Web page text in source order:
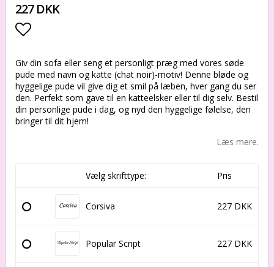
227 DKK
Add to list of favorites
Giv din sofa eller seng et personligt præg med vores søde
pude med navn og katte (chat noir)-motiv! Denne bløde og
hyggelige pude vil give dig et smil på læben, hver gang du ser
den. Perfekt som gave til en katteelsker eller til dig selv. Bestil
din personlige pude i dag, og nyd den hyggelige følelse, den
bringer til dit hjem!
Læs mere.
Vælg skrifttype: Pris
Corsiva 227 DKK
Popular Script 227 DKK